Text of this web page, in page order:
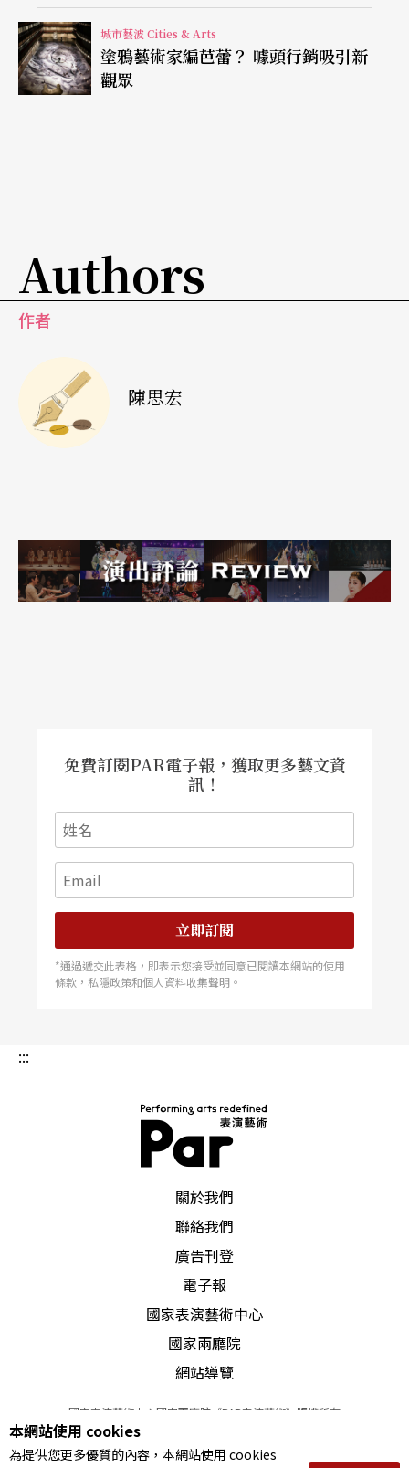
置，詮釋邁布里奇、妻子、妻子情人的三角暴力關
係。孫尚綺這次專心擔任編舞與導演的工作，沒有
下場親自舞動，他與三位熟稔的歐洲舞者合作，讓
《攝影師》演出成功，但因為申請到的當地文化補
助緊繃，許多工作人員的薪水必須以友情價支付。
孫尚綺表示，非常樂見文化部在柏林這個表演藝術
沸騰的城市成立重要單位，這對他的創作絕對有實
質助益。
城市藝波 Cities & Arts
塗鴉藝術家編芭蕾？ 噱頭行銷吸引新
觀眾
Authors
作者
陳思宏
免費訂閱PAR電子報，獲取更多藝文資
訊！
立即訂閱
*通過遞交此表格，即表示您接受並同意已閱讀本網站的使用
條款，私隱政策和個人資料收集聲明。
:::
關於我們
聯絡我們
廣告刊登
電子報
國家表演藝術中心
國家兩廳院
網站導覽
國家表演藝術中心國家兩廳院《PAR表演藝術》版權所有
© 2022Performing arts redefined. All Rights Reserved
統一編號 Tax Id number 00973926
本網站使用 cookies
為提供您更多優質的內容，本網站使用 cookies